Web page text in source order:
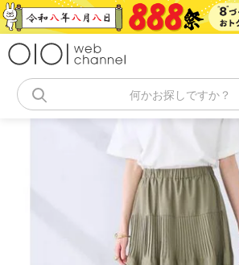
コ
ン
何かお探しですか？